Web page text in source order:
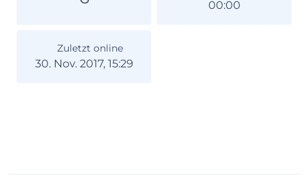
00:00
Zuletzt online
30. Nov. 2017, 15:29